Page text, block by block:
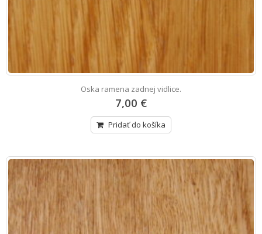
Oska ramena zadnej vidlice.
7,00 €
Pridať do košíka